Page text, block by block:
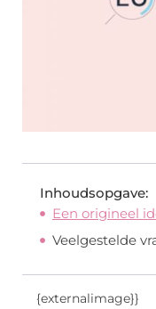
Inhoudsopgave:
Een origineel
Veelgestelde
{externalimage}}